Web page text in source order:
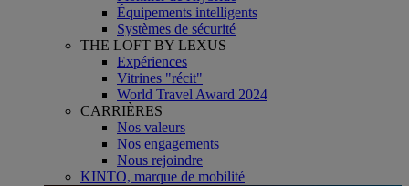
Équipements intelligents
Systèmes de sécurité
THE LOFT BY LEXUS
Expériences
Vitrines "récit"
World Travel Award 2024
CARRIÈRES
Nos valeurs
Nos engagements
Nous rejoindre
KINTO, marque de mobilité